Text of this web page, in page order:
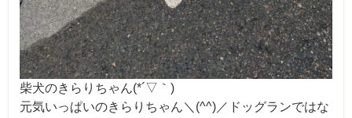
柴犬のきらりちゃん(*´▽｀)
元気いっぱいのきらりちゃん＼(^^)／ドッグランではな